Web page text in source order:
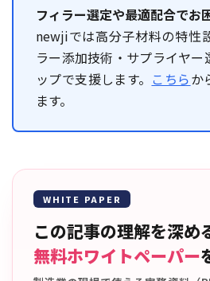
フィラー選定や最適配合でお
newjiでは高分子材料の特性
ラー添加技術・サプライヤー
ップで支援します。 こちらか
ます。
WHITE PAPER
この記事の理解を深め
無料ホワイトペーパー